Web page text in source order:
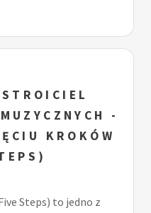
-
KROKÓW
Steps) to jedno z